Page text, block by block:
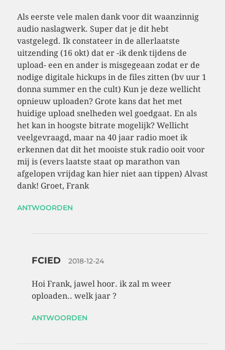
Als eerste vele malen dank voor dit waanzinnig
audio naslagwerk. Super dat je dit hebt
vastgelegd. Ik constateer in de allerlaatste
uitzending (16 okt) dat er -ik denk tijdens de
upload- een en ander is misgegeaan zodat er de
nodige digitale hickups in de files zitten (bv uur 1
donna summer en the cult) Kun je deze wellicht
opnieuw uploaden? Grote kans dat het met
huidige upload snelheden wel goedgaat. En als
het kan in hoogste bitrate mogelijk? Wellicht
veelgevraagd, maar na 40 jaar radio moet ik
erkennen dat dit het mooiste stuk radio ooit voor
mij is (evers laatste staat op marathon van
afgelopen vrijdag kan hier niet aan tippen) Alvast
dank! Groet, Frank
ANTWOORDEN
FCIED 2018-12-24
Hoi Frank, jawel hoor. ik zal m weer
oploaden.. welk jaar ?
ANTWOORDEN